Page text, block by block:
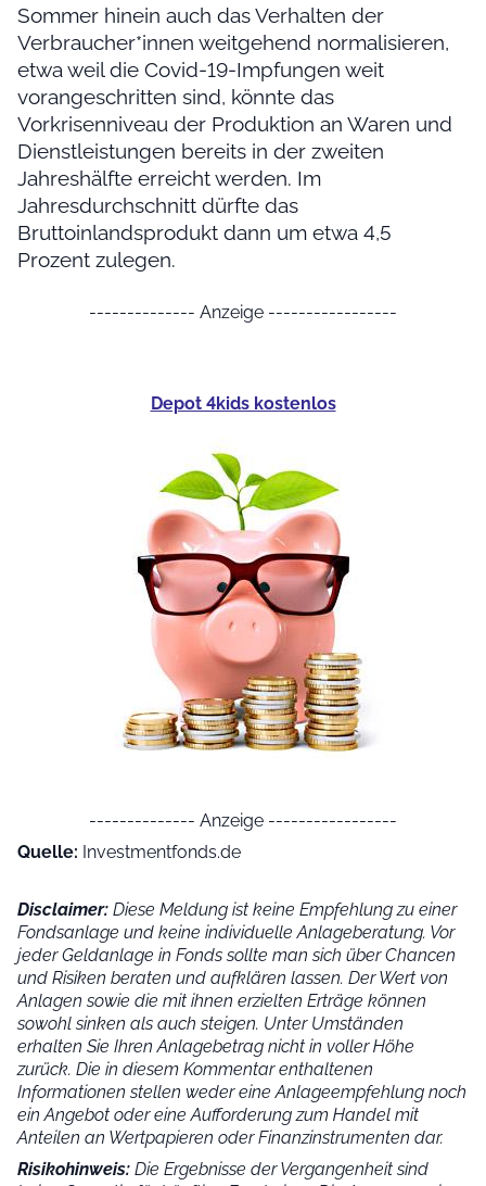
Sommer hinein auch das Verhalten der
Verbraucher*innen weitgehend normalisieren,
etwa weil die Covid-19-Impfungen weit
vorangeschritten sind, könnte das
Vorkrisenniveau der Produktion an Waren und
Dienstleistungen bereits in der zweiten
Jahreshälfte erreicht werden. Im
Jahresdurchschnitt dürfte das
Bruttoinlandsprodukt dann um etwa 4,5
Prozent zulegen.
-------------- Anzeige -----------------
Depot 4kids kostenlos
-------------- Anzeige -----------------
Quelle: Investmentfonds.de
Disclaimer: Diese Meldung ist keine Empfehlung zu einer
Fondsanlage und keine individuelle Anlageberatung. Vor
jeder Geldanlage in Fonds sollte man sich über Chancen
und Risiken beraten und aufklären lassen. Der Wert von
Anlagen sowie die mit ihnen erzielten Erträge können
sowohl sinken als auch steigen. Unter Umständen
erhalten Sie Ihren Anlagebetrag nicht in voller Höhe
zurück. Die in diesem Kommentar enthaltenen
Informationen stellen weder eine Anlageempfehlung noch
ein Angebot oder eine Aufforderung zum Handel mit
Anteilen an Wertpapieren oder Finanzinstrumenten dar.
Risikohinweis: Die Ergebnisse der Vergangenheit sind